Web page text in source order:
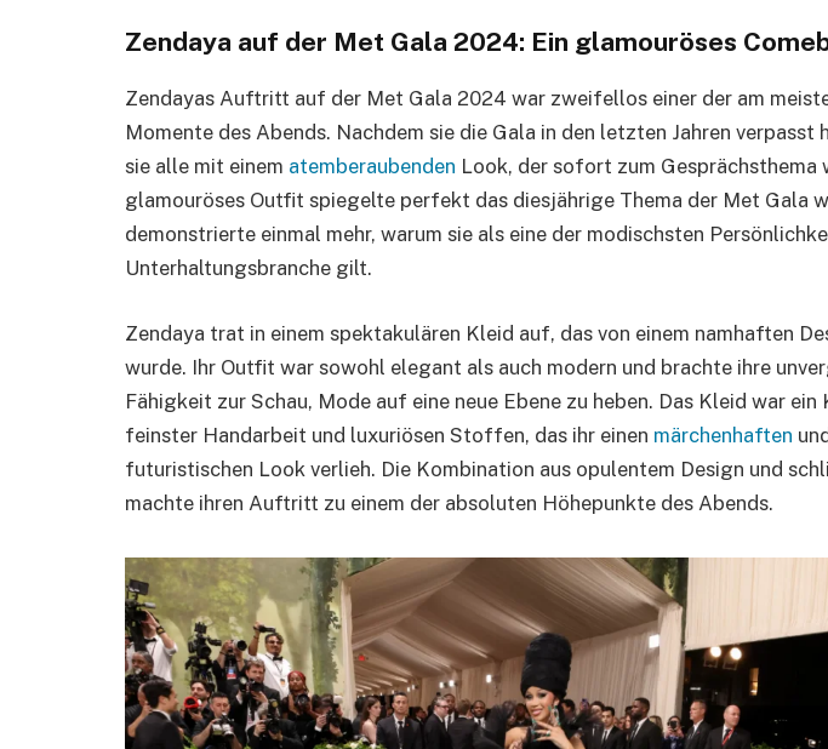
Zendaya auf der Met Gala 2024: Ein glamouröses
Zendayas Auftritt auf der Met Gala 2024 war zweifellos einer der am
Momente des Abends. Nachdem sie die Gala in den letzten Jahren verpasst
sie alle mit einem atemberaubenden Look, der sofort zum Gesprächsthema
glamouröses Outfit spiegelte perfekt das diesjährige Thema der Met Gala
demonstrierte einmal mehr, warum sie als eine der modischsten
Unterhaltungsbranche gilt.
Zendaya trat in einem spektakulären Kleid auf, das von einem namhaften
wurde. Ihr Outfit war sowohl elegant als auch modern und brachte ihre
Fähigkeit zur Schau, Mode auf eine neue Ebene zu heben. Das Kleid war ein
feinster Handarbeit und luxuriösen Stoffen, das ihr einen märchenhaften
futuristischen Look verlieh. Die Kombination aus opulentem Design und
machte ihren Auftritt zu einem der absoluten Höhepunkte des Abends.